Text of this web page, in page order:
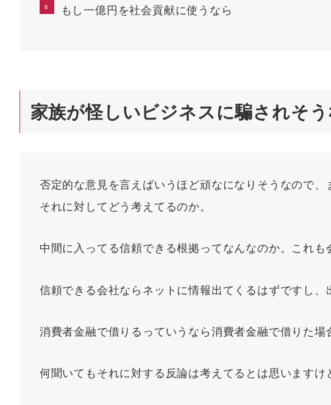
もし一億円を社会貢献に使うなら
家族が怪しいビジネスに騙されそ
否定的な意見を言えばいうほど頑なになりそうなので
それに対してどう考えてるのか。
中間に入ってる信頼できる根拠ってなんなのか。これも
信頼できる会社ならネットに情報出てくるはずですし、
消費者金融で借りるっていうなら消費者金融で借りた場
何聞いてもそれに対する反論は考えてるとは思いますけ